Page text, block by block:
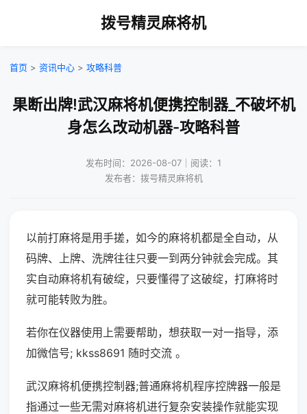
拨号精灵麻将机
首页 > 资讯中心 > 攻略科普
果断出牌!武汉麻将机便携控制器_不破坏机
身怎么改动机器-攻略科普
发布时间：2026-08-07｜阅读：1
发布者：拨号精灵麻将机
以前打麻将是用手搓，如今的麻将机都是全自动，从
码牌、上牌、洗牌往往只要一到两分钟就会完成。其
实自动麻将机有破绽，只要懂得了这破绽，打麻将时
就可能转败为胜。
若你在仪器使用上需要帮助，想获取一对一指导，添
加微信号; kkss8691 随时交流 。
武汉麻将机便携控制器;普通麻将机程序控牌器一般是
指通过一些无需对麻将机进行复杂安装操作就能实现